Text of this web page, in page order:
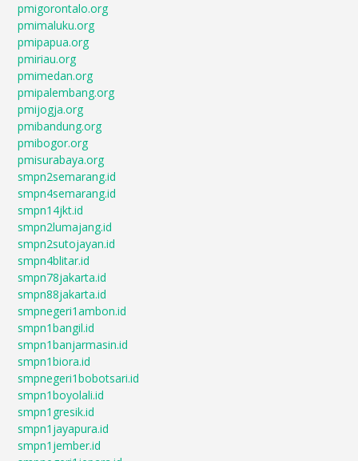
pmigorontalo.org
pmimaluku.org
pmipapua.org
pmiriau.org
pmimedan.org
pmipalembang.org
pmijogja.org
pmibandung.org
pmibogor.org
pmisurabaya.org
smpn2semarang.id
smpn4semarang.id
smpn14jkt.id
smpn2lumajang.id
smpn2sutojayan.id
smpn4blitar.id
smpn78jakarta.id
smpn88jakarta.id
smpnegeri1ambon.id
smpn1bangil.id
smpn1banjarmasin.id
smpn1biora.id
smpnegeri1bobotsari.id
smpn1boyolali.id
smpn1gresik.id
smpn1jayapura.id
smpn1jember.id